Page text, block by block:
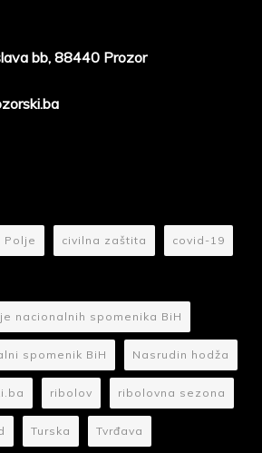
bb, 88440 Prozor
Polje civilna zaštita covid-19
nacionalnih spomenika BiH
spomenik BiH Nasrudin hodža
ribolov ribolovna sezona
Turska Tvrđava